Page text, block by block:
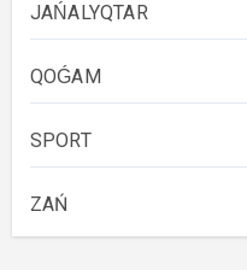
JAŃALYQTAR
QOǴAM
SPORT
ZAŃ